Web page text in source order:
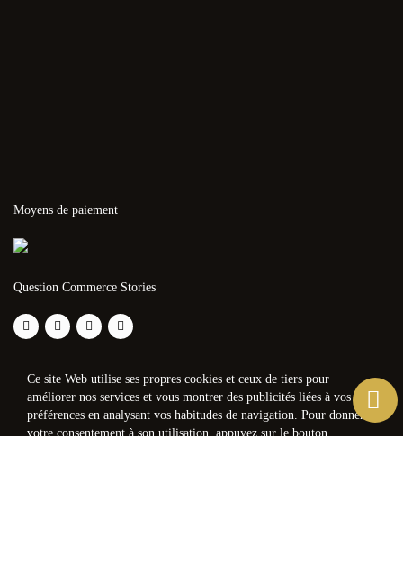
Moyens de paiement
Question Commerce Stories
Ce site Web utilise ses propres cookies et ceux de tiers pour
améliorer nos services et vous montrer des publicités liées à vos
préférences en analysant vos habitudes de navigation. Pour donner
votre consentement à son utilisation, appuyez sur le bouton